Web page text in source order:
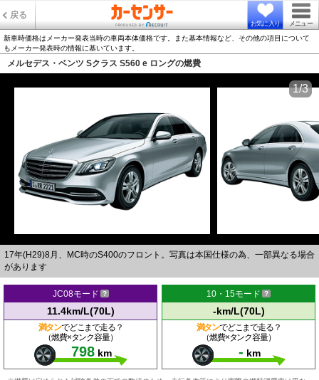
戻る
お気に入り メニュー
新車時価格はメーカー発表当時の車両本体価格です。また基本情報など、その他の項目について
もメーカー発表時の情報に基いています。
メルセデス・ベンツ Sクラス S560 e ロングの燃費
17年(H29)8月、MC時のS400のフロント。写真は本国仕様の為、一部異なる場合
があります
1/3
JC08モード
11.4km/L(70L)
満タンでどこまで走る？
（燃費×タンク容量）
798 km
10・15モード
-km/L(70L)
満タンでどこまで走る？
（燃費×タンク容量）
- km